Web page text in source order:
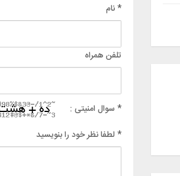
* نام
تلفن همراه
* سوال امنیتی :
* لطفا نظر خود را بنویسید